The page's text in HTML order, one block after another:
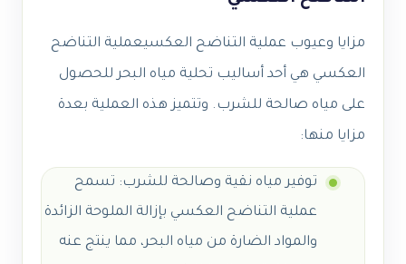
مزايا وعيوب عملية التناضح العكسيعملية التناضح
العكسي هي أحد أساليب تحلية مياه البحر للحصول
على مياه صالحة للشرب. وتتميز هذه العملية بعدة
مزايا منها:
توفير مياه نقية وصالحة للشرب: تسمح
عملية التناضح العكسي بإزالة الملوحة الزائدة
والمواد الضارة من مياه البحر، مما ينتج عنه